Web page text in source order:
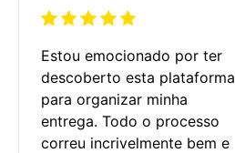
Estou emocionado por ter
descoberto esta plataforma
para organizar minha
entrega. Todo o processo
correu incrivelmente bem e